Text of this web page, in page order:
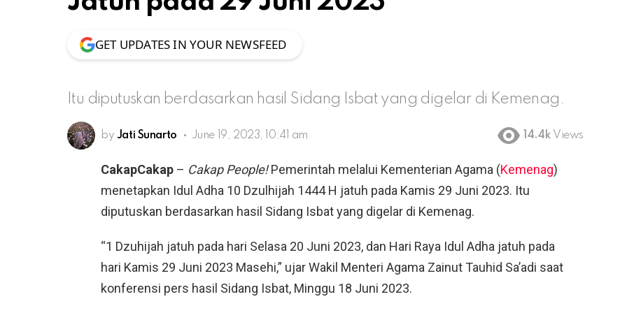
GET UPDATES IN YOUR NEWSFEED
Itu diputuskan berdasarkan hasil Sidang Isbat yang digelar di Kemenag.
by Jati Sunarto June 19, 2023, 10:41 am 14.4k Views
CakapCakap – Cakap People!Pemerintah melalui Kementerian Agama (Kemenag)
menetapkan Idul Adha 10 Dzulhijah 1444 H jatuh pada Kamis 29 Juni 2023. Itu
diputuskan berdasarkan hasil Sidang Isbat yang digelar di Kemenag.
“1 Dzuhijah jatuh pada hari Selasa 20 Juni 2023, dan Hari Raya Idul Adha jatuh pada
hari Kamis 29 Juni 2023 Masehi,” ujar Wakil Menteri Agama Zainut Tauhid Sa’adi saat
konferensi pers hasil Sidang Isbat, Minggu 18 Juni 2023.